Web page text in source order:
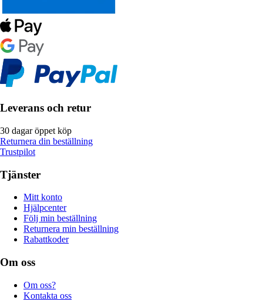
Leverans och retur
30 dagar öppet köp
Returnera din beställning
Trustpilot
Tjänster
Mitt konto
Hjälpcenter
Följ min beställning
Returnera min beställning
Rabattkoder
Om oss
Om oss?
Kontakta oss